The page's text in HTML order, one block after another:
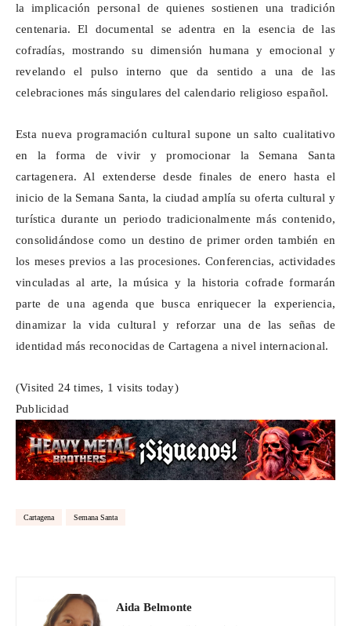
la implicación personal de quienes sostienen una tradición
centenaria. El documental se adentra en la esencia de las
cofradías, mostrando su dimensión humana y emocional y
revelando el pulso interno que da sentido a una de las
celebraciones más singulares del calendario religioso español.
Esta nueva programación cultural supone un salto cualitativo
en la forma de vivir y promocionar la Semana Santa
cartagenera. Al extenderse desde finales de enero hasta el
inicio de la Semana Santa, la ciudad amplía su oferta cultural y
turística durante un periodo tradicionalmente más contenido,
consolidándose como un destino de primer orden también en
los meses previos a las procesiones. Conferencias, actividades
vinculadas al arte, la música y la historia cofrade formarán
parte de una agenda que busca enriquecer la experiencia,
dinamizar la vida cultural y reforzar una de las señas de
identidad más reconocidas de Cartagena a nivel internacional.
(Visited 24 times, 1 visits today)
Publicidad
Cartagena Semana Santa
Aida Belmonte